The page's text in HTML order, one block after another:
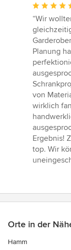
5
von
5
Sternen
“Wir
Planung
von
wirklich
Ergebnis!
top. Wir
Orte in der
Hamm